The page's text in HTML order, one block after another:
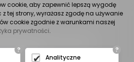
w przestrzeni prywatnej i
publicznej
cookie, aby zapewnić lepszą wygodę
tej strony, wyrażasz zgodę na używanie
cookie zgodnie z warunkami naszej
prywatności.
?
?
Analityczne